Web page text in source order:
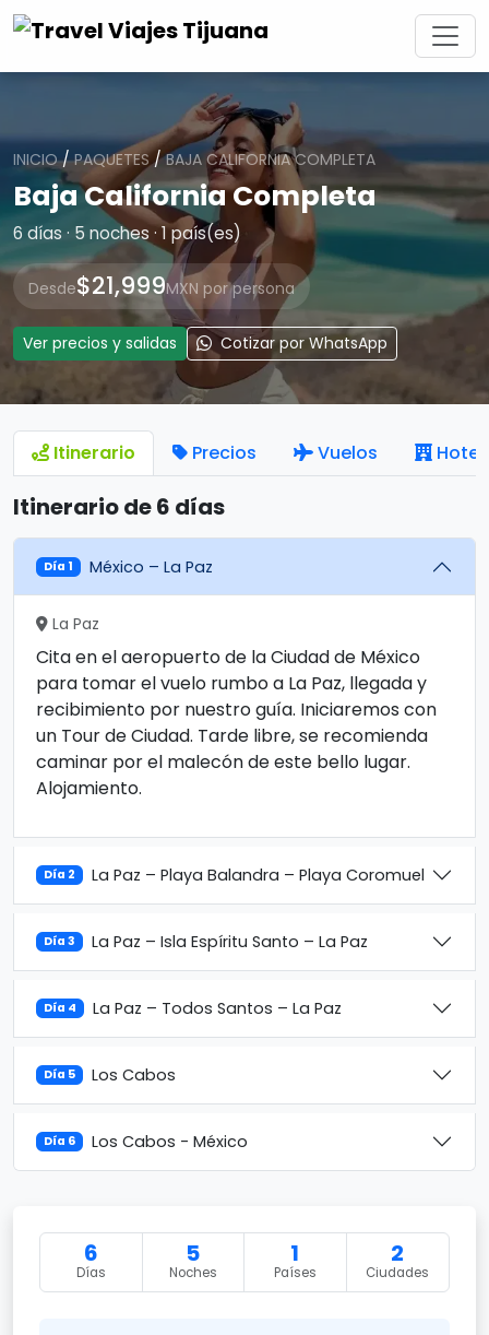
INICIO/PAQUETES/BAJA CALIFORNIA COMPLETA
Baja California Completa
6 días · 5 noches · 1 país(es)
Desde$21,999MXN por persona
Ver precios y salidas Cotizar por WhatsApp
Itinerario Precios Vuelos
Itinerario de 6 días
Día 1 México – La Paz
La Paz
Cita en el aeropuerto de la Ciudad de México
para tomar el vuelo rumbo a La Paz, llegada y
recibimiento por nuestro guía. Iniciaremos con
un Tour de Ciudad. Tarde libre, se recomienda
caminar por el malecón de este bello lugar.
Alojamiento.
Día 2 La Paz – Playa Balandra – Playa Coromuel
Día 3 La Paz – Isla Espíritu Santo – La Paz
Día 4 La Paz – Todos Santos – La Paz
Día 5 Los Cabos
Día 6 Los Cabos - México
6
Días
5
Noches
1
Países
2
Ciudades